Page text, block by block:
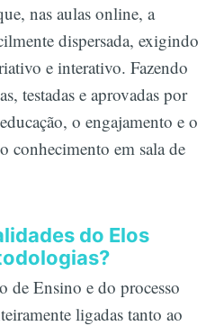
nas aulas online, a
dispersada, exigindo
e interativo. Fazendo
testadas e aprovadas por
o engajamento e o
conhecimento em sala de
do Elos
de Ensino e do processo
ligadas tanto ao